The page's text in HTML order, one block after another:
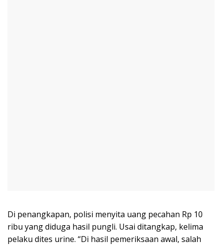
Di penangkapan, polisi menyita uang pecahan Rp 10
ribu yang diduga hasil pungli. Usai ditangkap, kelima
pelaku dites urine. “Di hasil pemeriksaan awal, salah